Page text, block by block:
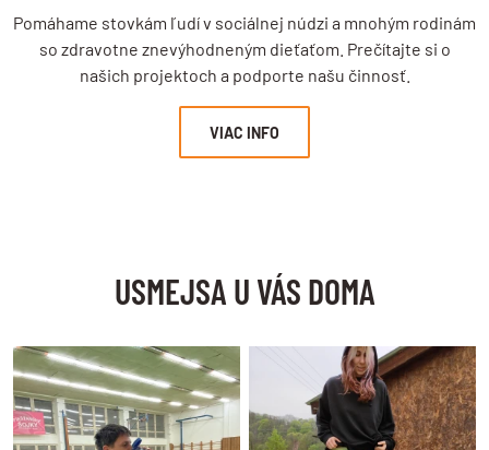
Pomáhame stovkám ľudí v sociálnej núdzi a mnohým rodinám
so zdravotne znevýhodneným dieťaťom. Prečítajte si o
našich projektoch a podporte našu činnosť.
VIAC INFO
USMEJSA U VÁS DOMA